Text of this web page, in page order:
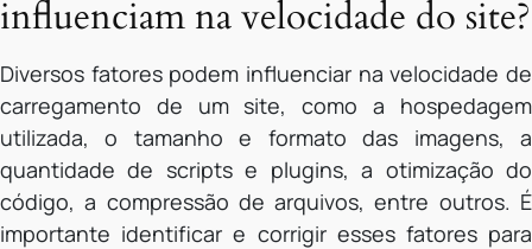
influenciam na velocidade do site?
Diversos fatores podem influenciar na velocidade de
carregamento de um site, como a hospedagem
utilizada, o tamanho e formato das imagens, a
quantidade de scripts e plugins, a otimização do
código, a compressão de arquivos, entre outros. É
importante identificar e corrigir esses fatores para